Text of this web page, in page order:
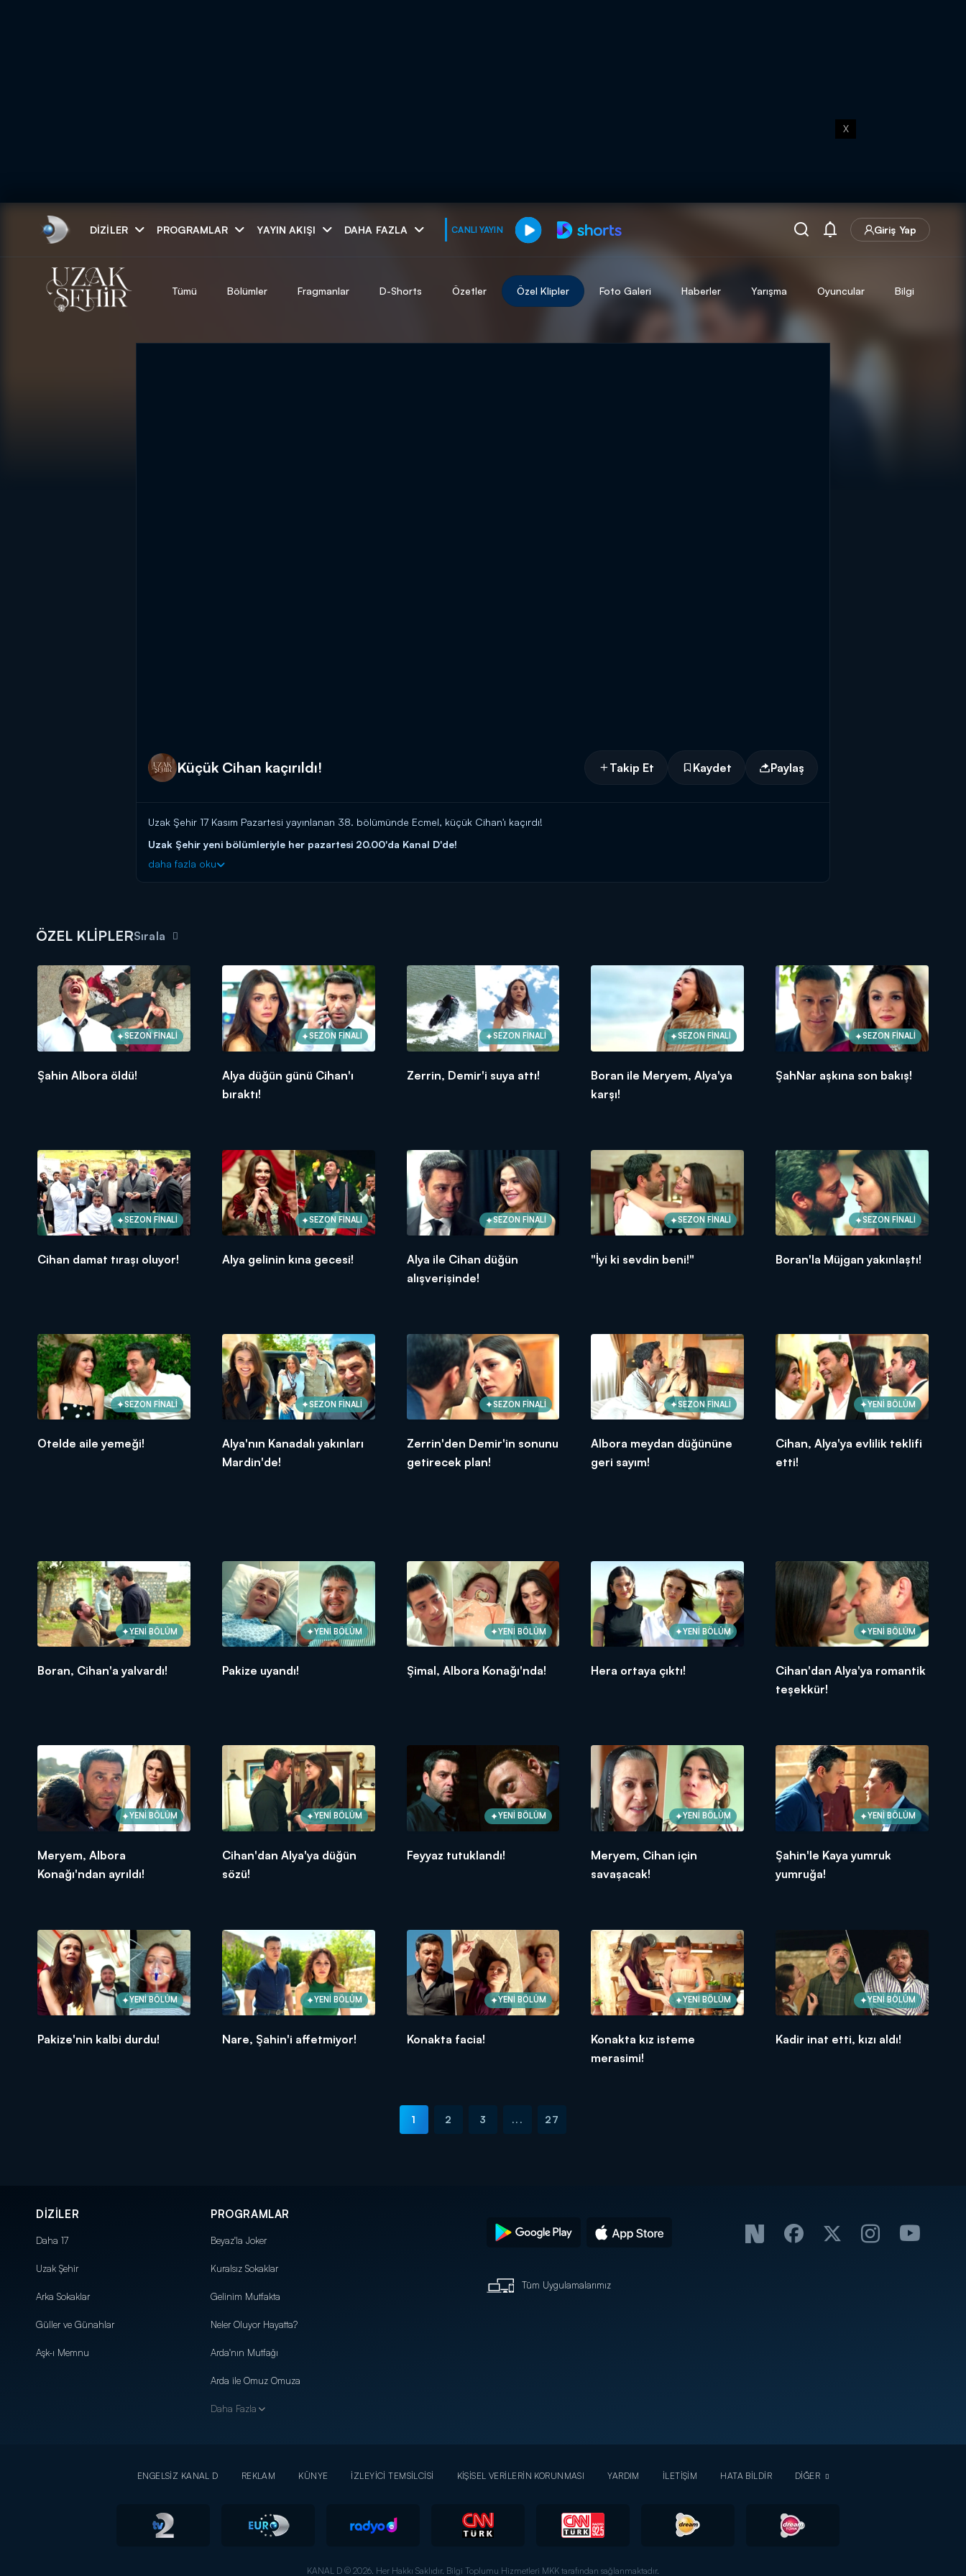
X
DIZILER PROGRAMLAR YAYIN AKIŞI DAHA FAZLA CANLI YAYIN Giriş Yap
muhteşem ikili
Tümü Bölümler Fragmanlar D-Shorts Özetler Özel Klipler Foto Galeri Haberler Yarışma Oyuncular Bilgi
Küçük Cihan kaçırıldı! Takip Et Kaydet Paylaş
Uzak Şehir 17 Kasım Pazartesi yayınlanan 38. bölümünde Ecmel, küçük Cihan'ı kaçırdı!
Uzak Şehir yeni bölümleriyle her pazartesi 20.00'da Kanal D'de!
daha fazla oku
ÖZEL KLİPLERSırala
SEZON FİNALİ
Şahin Albora öldü!
SEZON FİNALİ
Alya düğün günü Cihan'ı
bıraktı!
SEZON FİNALİ
Zerrin, Demir'i suya attı!
SEZON FİNALİ
Boran ile Meryem, Alya'ya
karşı!
SEZON FİNALİ
ŞahNar aşkına son bakış!
SEZON FİNALİ
Cihan damat tıraşı oluyor!
SEZON FİNALİ
Alya gelinin kına gecesi!
SEZON FİNALİ
Alya ile Cihan düğün
alışverişinde!
SEZON FİNALİ
"İyi ki sevdin beni!"
SEZON FİNALİ
Boran'la Müjgan yakınlaştı!
SEZON FİNALİ
Otelde aile yemeği!
SEZON FİNALİ
Alya'nın Kanadalı yakınları
Mardin'de!
SEZON FİNALİ
Zerrin'den Demir'in sonunu
getirecek plan!
SEZON FİNALİ
Albora meydan düğününe
geri sayım!
YENİ BÖLÜM
Cihan, Alya'ya evlilik teklifi
etti!
YENİ BÖLÜM
Boran, Cihan'a yalvardı!
YENİ BÖLÜM
Pakize uyandı!
YENİ BÖLÜM
Şimal, Albora Konağı'nda!
YENİ BÖLÜM
Hera ortaya çıktı!
YENİ BÖLÜM
Cihan'dan Alya'ya romantik
teşekkür!
YENİ BÖLÜM
Meryem, Albora
Konağı'ndan ayrıldı!
YENİ BÖLÜM
Cihan'dan Alya'ya düğün
sözü!
YENİ BÖLÜM
Feyyaz tutuklandı!
YENİ BÖLÜM
Meryem, Cihan için
savaşacak!
YENİ BÖLÜM
Şahin'le Kaya yumruk
yumruğa!
YENİ BÖLÜM
Pakize'nin kalbi durdu!
YENİ BÖLÜM
Nare, Şahin'i affetmiyor!
YENİ BÖLÜM
Konakta facia!
YENİ BÖLÜM
Konakta kız isteme
merasimi!
YENİ BÖLÜM
Kadir inat etti, kızı aldı!
1 2 3 ... 27
DİZİLER
Daha 17
Uzak Şehir
Arka Sokaklar
Güller ve Günahlar
Aşk-ı Memnu
PROGRAMLAR
Beyaz'la Joker
Kuralsız Sokaklar
Gelinim Mutfakta
Neler Oluyor Hayatta?
Arda'nın Mutfağı
Arda ile Omuz Omuza
Daha Fazla
Tüm Uygulamalarımız
ENGELSİZ KANAL D REKLAM KÜNYE İZLEYİCİ TEMSİLCİSİ KİŞİSEL VERİLERİN KORUNMASI YARDIM İLETİŞİM HATA BİLDİR DİĞER
KANAL D © 2026. Her Hakkı Saklıdır. Bilgi Toplumu Hizmetleri MKK tarafından sağlanmaktadır.